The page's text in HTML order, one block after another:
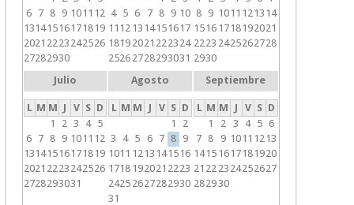
6 7 8 9 10 11 12
13 1415 16 17 18 19
2021 22 23 242526
27282930
4 5 6 7 8 9 10
11 12 13 1415 16 17
1819 2021 22 23 24
2526 2728293031
8 9 10 11 12 13 14
15 16 17 18 192021
22 23 2425262728
2930
Julio
L M M J V S D
1
2 3 4
5
6 7 8 9 10 11 12
13 1415 16 17 18 19
2021 22 23 242526
2728293031
Agosto
L M M J V S D
1
2
3
4 5 6 7 8
9
1011 12 13 1415 16
1718 192021 22 23
2425 2627282930
31
Septiembre
L M M J V S D
1
2 3 4 5
6
7 8 9 10 11 12 13
1415 16 17 18 1920
21 22 23 24252627
282930